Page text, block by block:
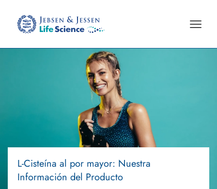
L-Cisteína al por mayor: Nuestra
Información del Producto